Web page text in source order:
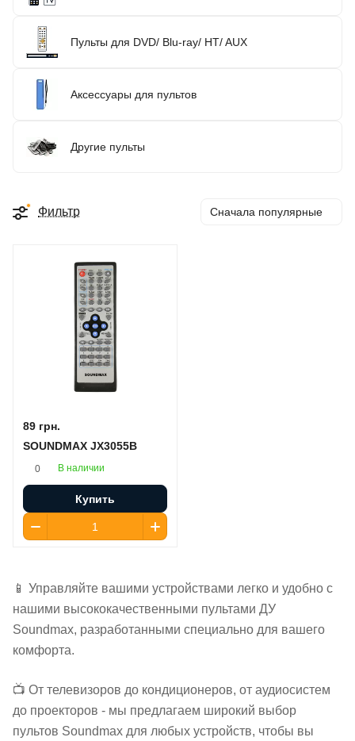
Пульты для DVD/ Blu-ray/ HT/ AUX
Аксессуары для пультов
Другие пульты
Фильтр Сначала популярные
89 грн.
SOUNDMAX JX3055B
0 В наличии
Купить
📱 Управляйте вашими устройствами легко и удобно с
нашими высококачественными пультами ДУ
Soundmax, разработанными специально для вашего
комфорта.
📺 От телевизоров до кондиционеров, от аудиосистем
до проекторов - мы предлагаем широкий выбор
пультов Soundmax для любых устройств, чтобы вы